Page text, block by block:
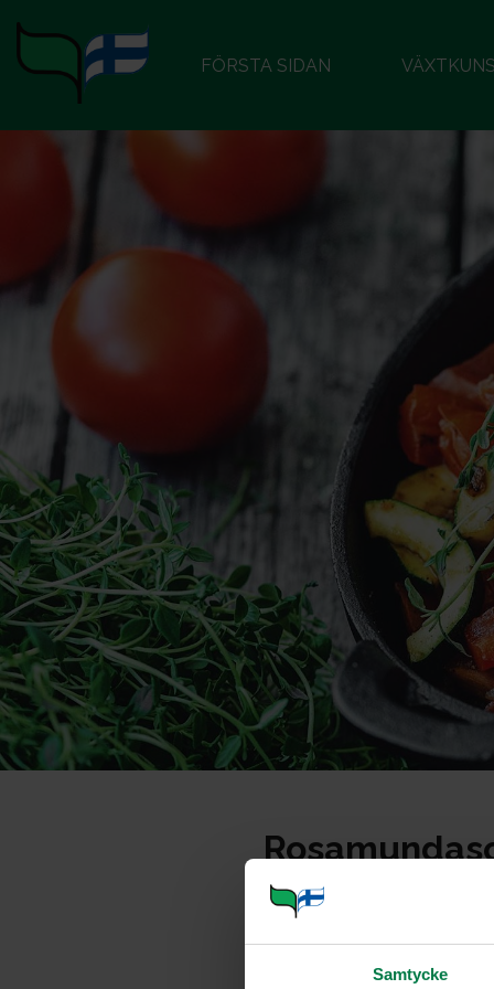
Samtycke
FÖRSTA SIDAN
Portioner